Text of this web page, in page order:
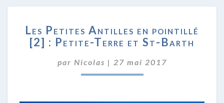
PETITES
ANTILLES
POINTILLÉ
[2]
Les Petites Antilles en pointillé
[2] : Petite-Terre et St-Barth
par Nicolas | 27 mai 2017